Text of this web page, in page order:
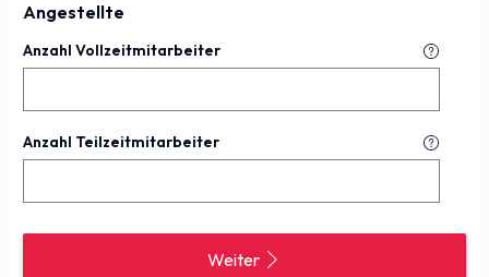
Angestellte
Anzahl Vollzeitmitarbeiter
Anzahl Teilzeitmitarbeiter
Weiter